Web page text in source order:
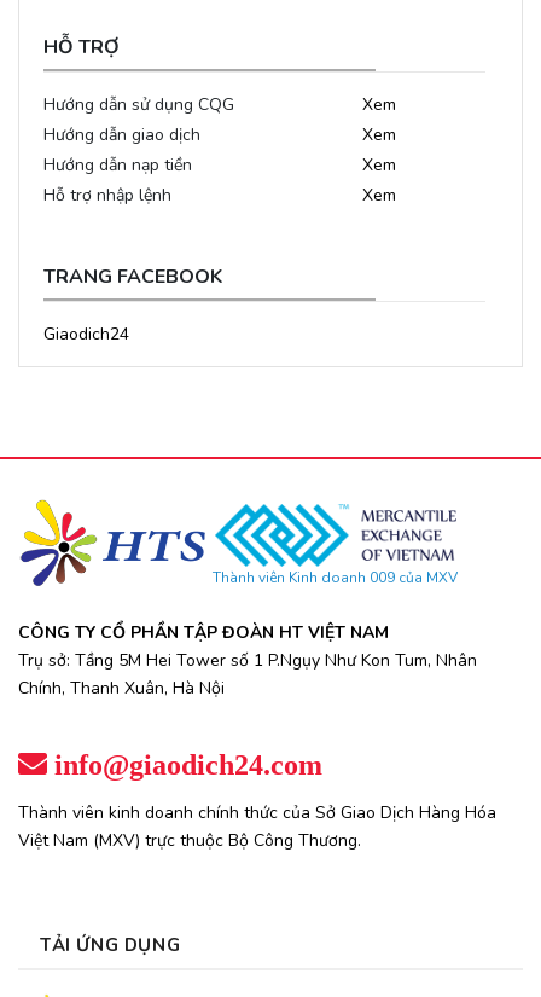
HỖ TRỢ
Hướng dẫn sử dụng CQG
Xem
Hướng dẫn giao dịch
Xem
Hướng dẫn nạp tiền
Xem
Hỗ trợ nhập lệnh
Xem
TRANG FACEBOOK
Giaodich24
Thành viên Kinh doanh 009 của MXV
CÔNG TY CỔ PHẦN TẬP ĐOÀN HT VIỆT NAM
Trụ sở: Tầng 5M Hei Tower số 1 P.Ngụy Như Kon Tum, Nhân
Chính, Thanh Xuân, Hà Nội
info@giaodich24.com
Thành viên kinh doanh chính thức của Sở Giao Dịch Hàng Hóa
Việt Nam (MXV) trực thuộc Bộ Công Thương.
TẢI ỨNG DỤNG